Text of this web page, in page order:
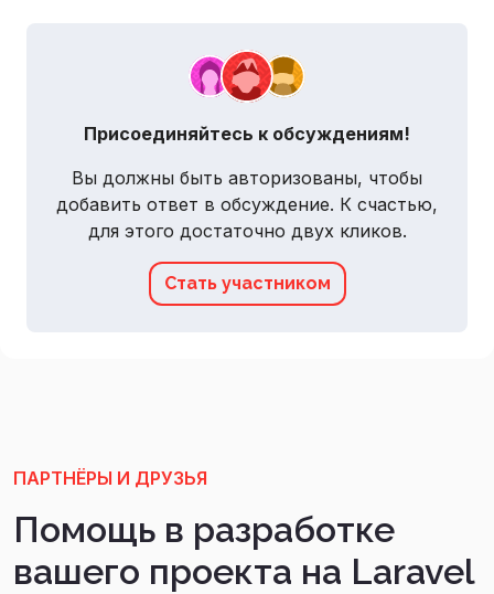
Присоединяйтесь к обсуждениям!
Вы должны быть авторизованы, чтобы
добавить ответ в обсуждение. К счастью,
для этого достаточно двух кликов.
Стать участником
ПАРТНЁРЫ И ДРУЗЬЯ
Помощь в разработке
вашего проекта на Laravel